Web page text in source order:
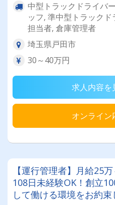
中型トラックドライバ
ッフ, 準中型トラック
担当者, 倉庫管理者
埼玉県戸田市
30～40万円
求人内容を
オンライン
【運行管理者】月給25
108日未経験OK！創立
して働ける環境をお約束